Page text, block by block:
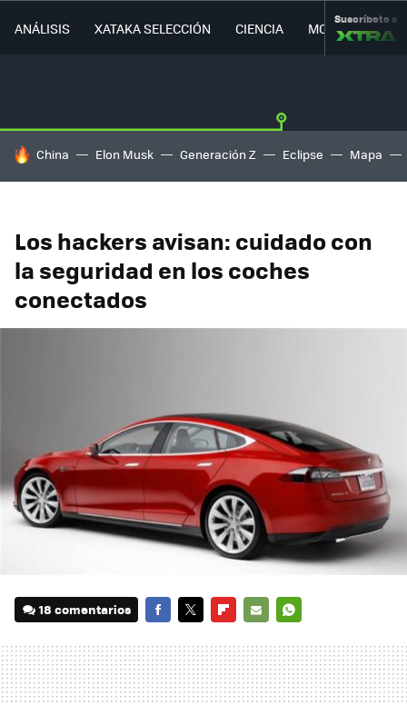
ANÁLISIS XATAKA SELECCIÓN CIENCIA MOVILIDAD
Suscríbete a
HOY SE HABLA DE
China Elon Musk Generación Z Eclipse Mapa
Los hackers avisan: cuidado con
la seguridad en los coches
conectados
18 comentarios
MAIL